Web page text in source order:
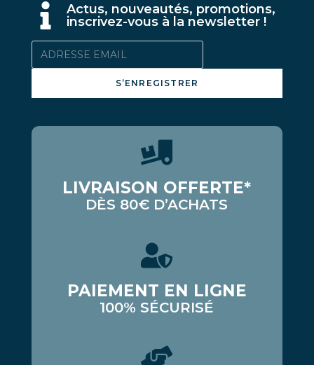
Actus, nouveautés, promotions,
inscrivez-vous à la newsletter !
S’ENREGISTRER
LIVRAISON OFFERTE*
DÈS 80€ D’ACHATS
PAIEMENT EN LIGNE
100% SÉCURISÉ